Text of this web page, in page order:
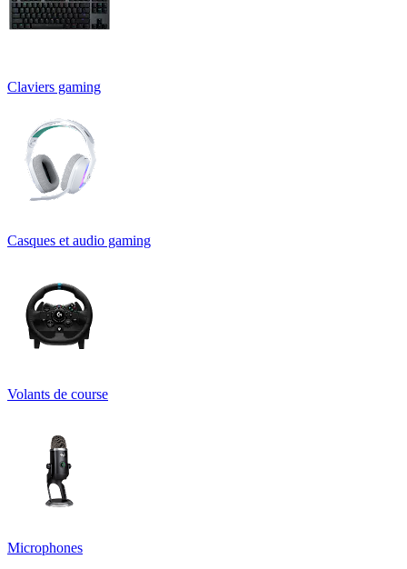
Claviers gaming
Casques et audio gaming
Volants de course
Microphones